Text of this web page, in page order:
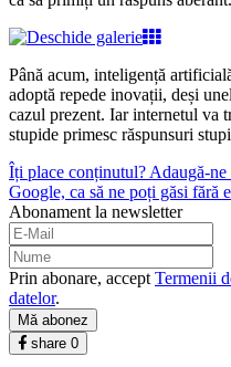
Până acum, inteligență
adoptă repede inovații, deși
cazul prezent. Iar internetul va
stupide primesc răspunsuri
Îți place conținutul? Adaugă-ne
Google, ca să ne poți găsi fără
Abonament la newsletter
Prin abonare, accept Termenii
datelor.
Mă abonez
share 0